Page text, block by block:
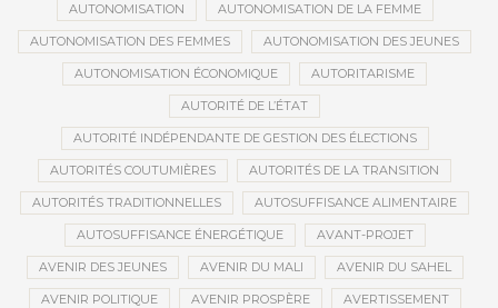
AUTONOMISATION AUTONOMISATION DE LA FEMME
AUTONOMISATION DES FEMMES AUTONOMISATION DES JEUNES
AUTONOMISATION ÉCONOMIQUE AUTORITARISME
AUTORITÉ DE L’ÉTAT
AUTORITÉ INDÉPENDANTE DE GESTION DES ÉLECTIONS
AUTORITÉS COUTUMIÈRES AUTORITÉS DE LA TRANSITION
AUTORITÉS TRADITIONNELLES AUTOSUFFISANCE ALIMENTAIRE
AUTOSUFFISANCE ÉNERGÉTIQUE AVANT-PROJET
AVENIR DES JEUNES AVENIR DU MALI AVENIR DU SAHEL
AVENIR POLITIQUE AVENIR PROSPÈRE AVERTISSEMENT